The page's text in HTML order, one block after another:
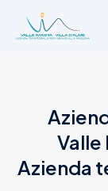
L'Ambito
Cosa facciamo
News
Amministrazione
Valle
Azienda